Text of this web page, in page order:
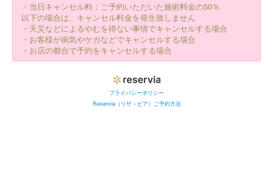
・当日キャンセル料：ご予約いただいた施術料金の50％
以下の場合は、キャンセル料金を発生致しません
・天災などによるやむを得ない事情でキャンセルする場合
・お客様が病気やケガなどでキャンセルする場合
・お店の都合で予約をキャンセルする場合
プライバシーポリシー
Reservia（リザ－ビア）ご予約方法